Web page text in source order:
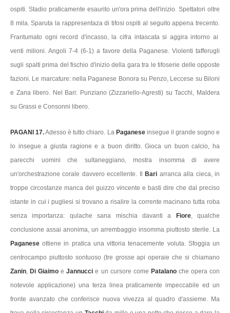
ospiti. Stadio praticamente esaurito un'ora prima dell'inizio. Spettatori oltre
8 mila. Sparuta la rappresentaza di tifosi ospiti al seguito appena trecento.
Frantumato ogni record d'incasso, la cifra intascata si aggira intorno ai
venti milioni. Angoli 7-4 (6-1) a favore della Paganese. Violenti tafferugli
sugli spalti prima del fischio d'inizio della gara tra le tifoserie delle opposte
fazioni. Le marcature: nella Paganese Bonora su Penzo, Leccese su Biloni
e Zana libero. Nel Bari: Punziano (Zizzariello-Agresti) su Tacchi, Maldera
su Grassi e Consonni libero.
PAGANI 17.Adesso è tutto chiaro. La Paganese insegue il grande sogno e
lo insegue a giusta ragione e a buon diritto. Gioca un buon calcio, ha
parecchi uomini che sultaneggiano, mostra insomma di avere
un'orchestrazione corale davvero eccellente. Il
Bari arranca alla cieca, in
troppe circostanze manca del guizzo vincente e basti dire che dal preciso
istante in cui i pugliesi si trovano a risalire la corrente macinano tutta roba
senza importanza: qulache sana mischia davanti a
Fiore, qualche
conclusione assai anonima, un arrembaggio insomma piuttosto sterile. La
Paganeseottiene in pratica una vittoria tenacemente voluta. Sfoggia un
centrocampo piuttosto sontuoso (tre grosse api operaie che si chiamano
Zanin, Di Giaimo eJannuccie un cursore come Patalano che opera con
notevole applicazione) una terza linea praticamente impeccabile ed un
fronte avanzato che conferisce nuova vivezza al quadro d'assieme. Ma